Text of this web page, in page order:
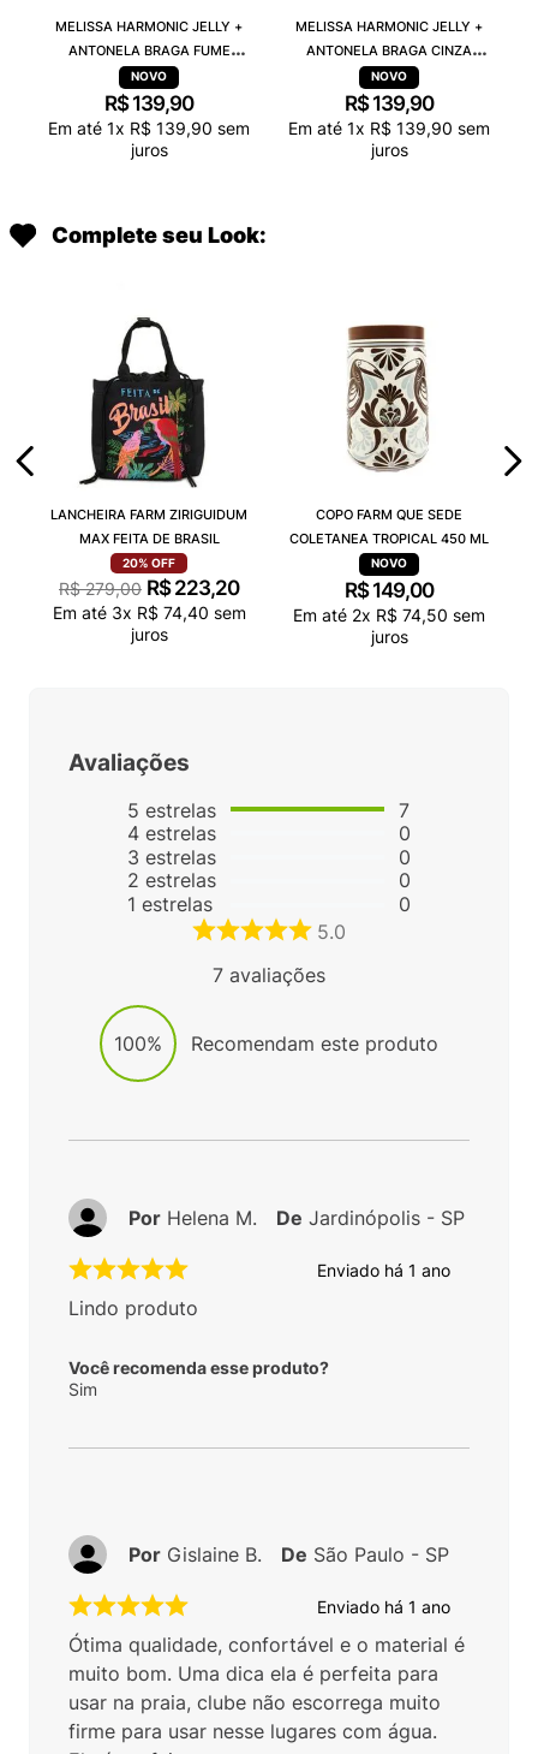
MELISSA HARMONIC JELLY +
ANTONELA BRAGA FUME
TRANSPARENTE 38263
R$ 139,90
Em até 1x R$ 139,90 sem
juros
MELISSA HARMONIC JELLY +
ANTONELA BRAGA CINZA
TRANSPARENTE 38263
R$ 139,90
Em até 1x R$ 139,90 sem
juros
Complete seu Look:
LANCHEIRA FARM ZIRIGUIDUM
MAX FEITA DE BRASIL
20% OFF
R$ 279,00 R$ 223,20
Em até 3x R$ 74,40 sem
juros
COPO FARM QUE SEDE
COLETANEA TROPICAL 450 ML
R$ 149,00
Em até 2x R$ 74,50 sem
juros
Avaliações
5 estrelas
4 estrelas
3 estrelas
2 estrelas
1 estrelas
7
0
0
0
0
5.0
7 avaliações
100% Recomendam este produto
Enviado há 1 ano
Lindo produto
Você recomenda esse produto?
Sim
Por Helena M. De Jardinópolis - SP
Enviado há 1 ano
Ótima qualidade, confortável e o material é
muito bom. Uma dica ela é perfeita para
usar na praia, clube não escorrega muito
firme para usar nesse lugares com água.
Por Gislaine B. De São Paulo - SP